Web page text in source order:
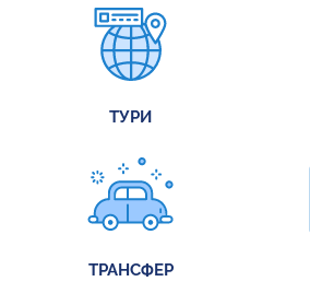
ТУРИ
ТРАНСФЕР